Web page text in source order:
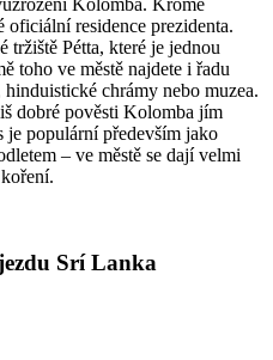
oficiální residence prezidenta.
tržiště Pétta, které je jednou
toho ve městě najdete i řadu
chrámy nebo muzea.
dobré pověsti Kolomba jím
je populární především jako
– ve městě se dají velmi
Srí Lanka